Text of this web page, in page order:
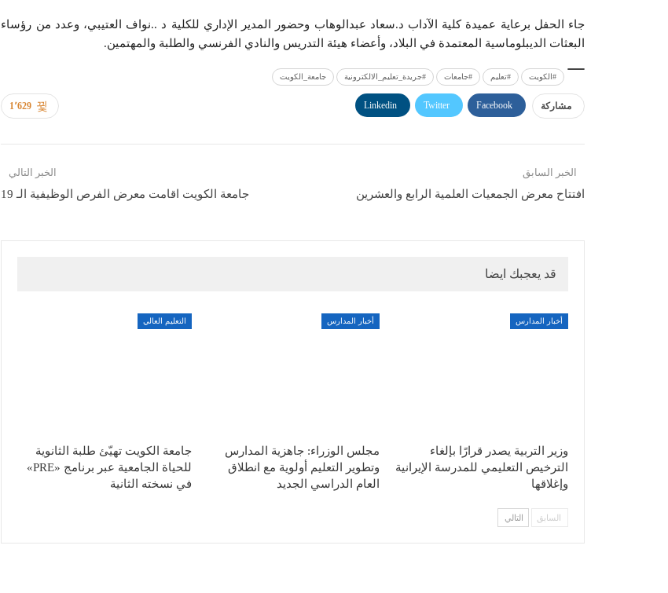
جاء الحفل برعاية عميدة كلية الآداب د.سعاد عبدالوهاب وحضور المدير الإداري للكلية د ..نواف العتيبي، وعدد من رؤساء
البعثات الديبلوماسية المعتمدة في البلاد، وأعضاء هيئة التدريس والنادي الفرنسي والطلبة والمهتمين.
#الكويت #تعليم #جامعات #جريدة_تعليم_الالكترونية جامعة_الكويت
1٬629 مشاركة Facebook
Twitter
Linkedin
الخبر السابق
افتتاح معرض الجمعيات العلمية الرابع والعشرين
الخبر التالي
جامعة الكويت اقامت معرض الفرص الوظيفية الـ 19
قد يعجبك ايضا
أخبار المدارس
وزير التربية يصدر قرارًا بإلغاء
الترخيص التعليمي للمدرسة الإيرانية
وإغلاقها
أخبار المدارس
مجلس الوزراء: جاهزية المدارس
وتطوير التعليم أولوية مع انطلاق
العام الدراسي الجديد
التعليم العالي
جامعة الكويت تهيّئ طلبة الثانوية
للحياة الجامعية عبر برنامج «PRE»
في نسخته الثانية
السابق التالي